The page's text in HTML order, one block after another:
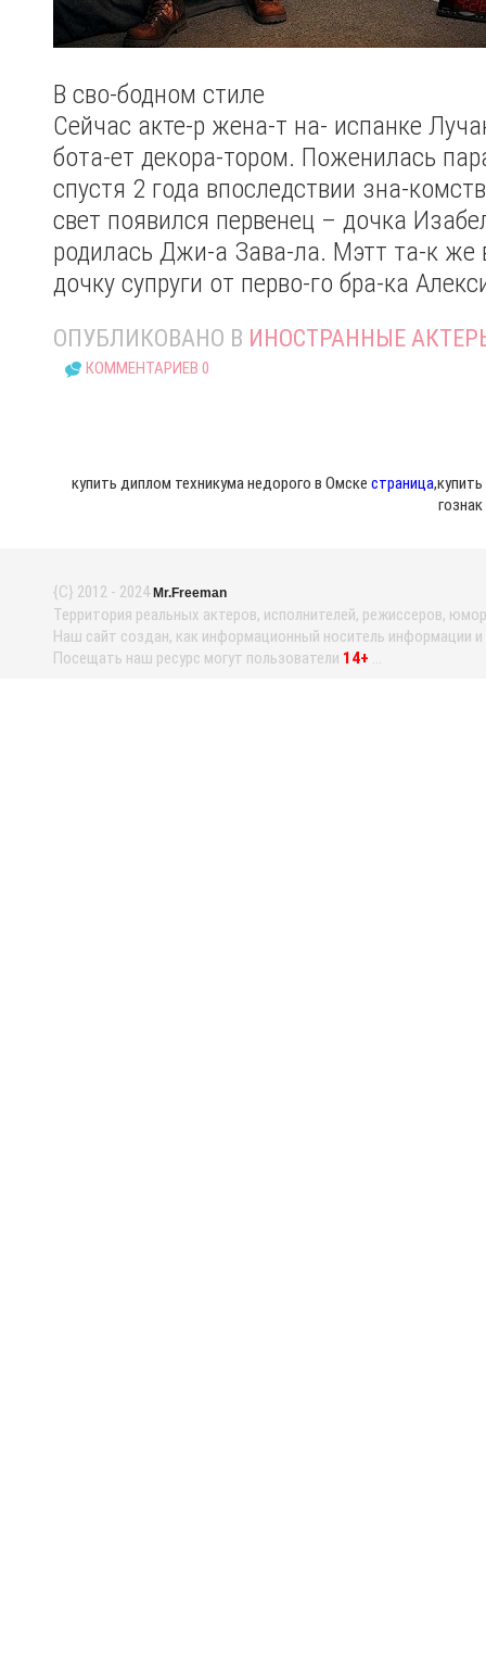
В сво-бодном стиле
Сейчас акте-р жена-т на- испанке
бота-ет декора-тором. Поженилась
спустя 2 года впоследствии зна-
свет появился первенец – дочка
родилась Джи-а Зава-ла. Мэтт та-к же
дочку супруги от перво-го бра-ка
ОПУБЛИКОВАНО В ИНОСТРАННЫЕ
КОММЕНТАРИЕВ 0
купить диплом техникума недорого в Омске страница
{С} 2012 - 2024 Mr.Freeman
Территория реальных актеров, исполнителей, режиссеров,
Наш сайт создан, как информационный носитель информации и
Посещать наш ресурс могут пользователи 14+ ...